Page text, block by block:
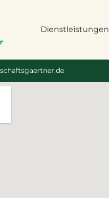
Dienstleistungen